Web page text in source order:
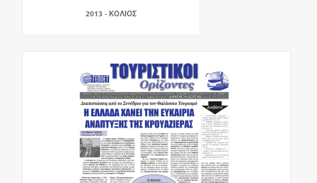
2013 - ΚΟΛΙΟΣ